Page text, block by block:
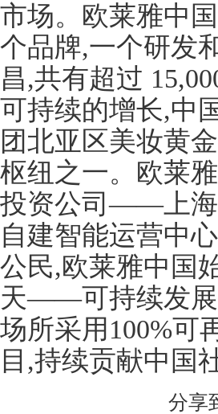
市场。欧莱雅中
个品牌,一个研发
昌,共有超过
可持续的增长,中
团北亚区美妆黄
枢纽之一。欧莱
投资公司——上海
自建智能运营中
公民,欧莱雅中国
天——可持续发展
场所采用100%可
目,持续贡献中国
分享